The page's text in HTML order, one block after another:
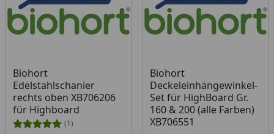
Biohort
Edelstahlschanier
rechts oben XB706206
für Highboard
(1)
Biohort
Deckeleinhängewinkel-
Set für HighBoard Gr.
160 & 200 (alle Farben)
XB706551